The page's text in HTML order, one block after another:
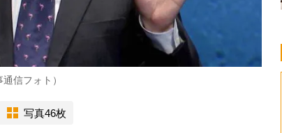
信フォト）
写真46枚